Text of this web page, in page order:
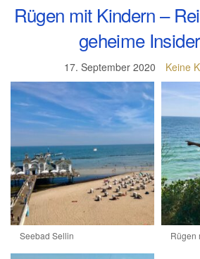
Rügen mit Kindern –
geheime
17. September 2020 Keine
Seebad Sellin Rügen